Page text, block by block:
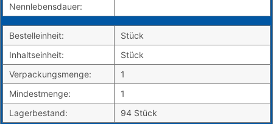
Nennlebensdauer:
Bestelleinheit:
Stück
Inhaltseinheit:
Stück
Verpackungsmenge:
1
Mindestmenge:
1
Lagerbestand:
94 Stück